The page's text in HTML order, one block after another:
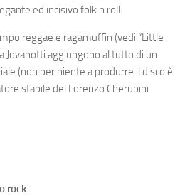
ed incisivo folk n roll.
reggae e ragamuffin (vedi “Little
Jovanotti aggiungono al tutto di un
(non per niente a produrre il disco è
stabile del Lorenzo Cherubini
rock